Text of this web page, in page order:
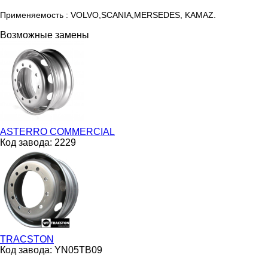
Применяемость : VOLVO,SСANIA,MERSEDES, KAMAZ.
Возможные замены
ASTERRO COMMERCIAL
Код завода: 2229
TRACSTON
Код завода: YN05TB09